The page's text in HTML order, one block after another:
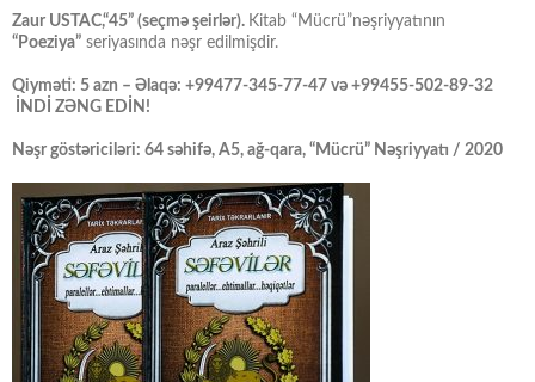
Zaur USTAC,“45” (seçmə şeirlər). Kitab “Mücrü”nəşriyyatının
“Poeziya” seriyasında nəşr edilmişdir.
Qiyməti: 5 azn – Əlaqə: +99477-345-77-47 və +99455-502-89-32
İNDİ ZƏNG EDİN!
Nəşr göstəriciləri: 64 səhifə, A5, ağ-qara, “Mücrü” Nəşriyyatı / 2020